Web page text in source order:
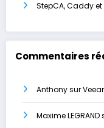
StepCA, Caddy et
Commentaires
Anthonysur
Maxime LEGRAND